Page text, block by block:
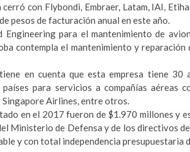
con Flybondi, Embraer, Latam, IAI,
pesos de facturación anual en este año.
para el mantenimiento de
contempla el mantenimiento y
en cuenta que esta empresa tiene 30
para servicios a compañías aéreas
Singapore Airlines, entre otros.
en el 2017 fueron de $1.970 millones y
Ministerio de Defensa y de los directivos
y con total independencia presupuestaria